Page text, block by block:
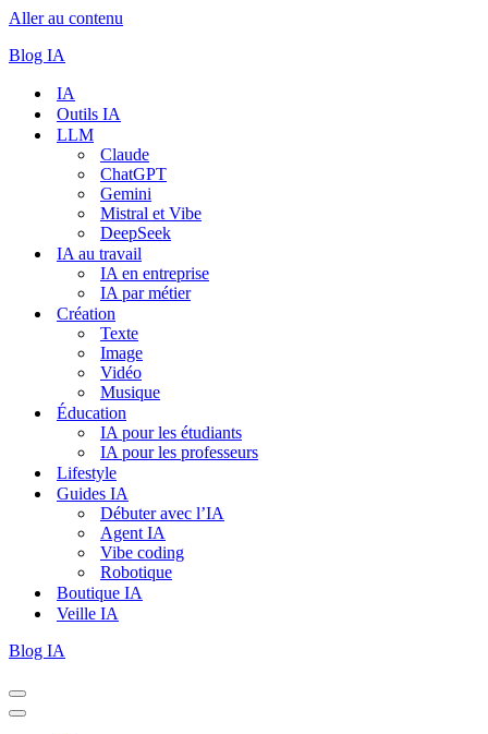
Aller au contenu
Blog IA
IA
Outils IA
LLM
Claude
ChatGPT
Gemini
Mistral et Vibe
DeepSeek
IA au travail
IA en entreprise
IA par métier
Création
Texte
Image
Vidéo
Musique
Éducation
IA pour les étudiants
IA pour les professeurs
Lifestyle
Guides IA
Débuter avec l’IA
Agent IA
Vibe coding
Robotique
Boutique IA
Veille IA
Blog IA
Menu
de
Menu